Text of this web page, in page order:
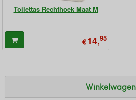
Toilettas Rechthoek Maat M
€14,95
Winkelwagen